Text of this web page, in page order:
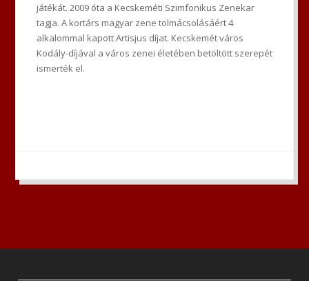
játékát. 2009 óta a Kecskeméti Szimfonikus Zenekar
tagja. A kortárs magyar zene tolmácsolásáért 4
alkalommal kapott Artisjus díjat. Kecskemét város
Kodály-díjával a város zenei életében betöltött szerepét
ismerték el.